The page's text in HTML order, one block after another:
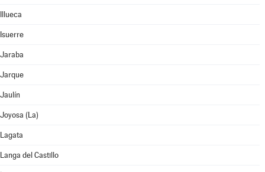
Illueca
Isuerre
Jaraba
Jarque
Jaulín
Joyosa (La)
Lagata
Langa del Castillo